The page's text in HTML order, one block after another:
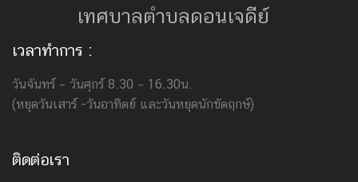
เทศบาลตำบลดอนเจดีย์
เวลาทำการ :
วันจันทร์ – วันศุกร์ 8.30 – 16.30น.
(หยุดวันเสาร์ -วันอาทิตย์ และวันหยุดนักขัตฤกษ์)
ติดต่อเรา